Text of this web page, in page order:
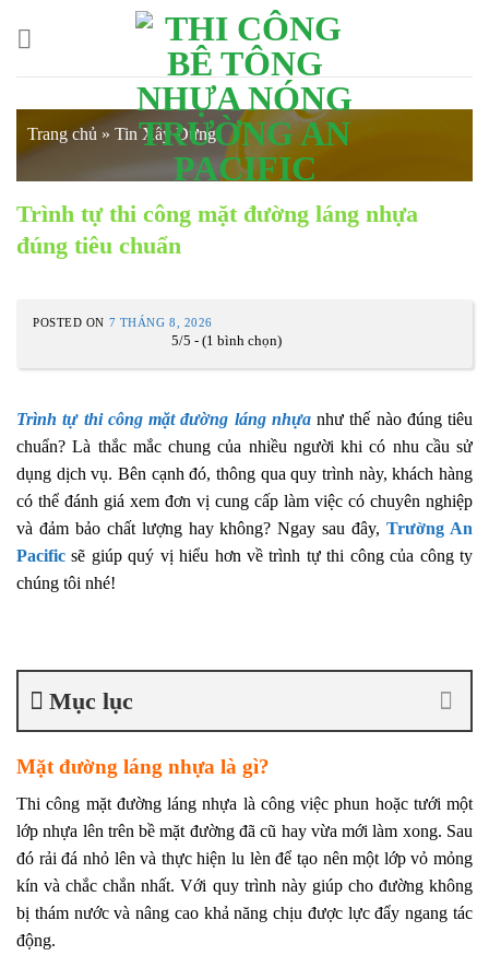
Trang chủ » Tin Xây Dựng
Trình tự thi công mặt đường láng nhựa
đúng tiêu chuẩn
POSTED ON 7 THÁNG 8, 2026
5/5 - (1 bình chọn)
Trình tự thi công mặt đường láng nhựanhư thế nào đúng tiêu
chuẩn? Là thắc mắc chung của nhiều người khi có nhu cầu sử
dụng dịch vụ. Bên cạnh đó, thông qua quy trình này, khách hàng
có thể đánh giá xem đơn vị cung cấp làm việc có chuyên nghiệp
và đảm bảo chất lượng hay không? Ngay sau đây,Trường An
Pacific sẽ giúp quý vị hiểu hơn về trình tự thi công của công ty
chúng tôi nhé!
Mục lục
Mặt đường láng nhựa là gì?
Thi công mặt đường láng nhựa là công việc phun hoặc tưới một
lớp nhựa lên trên bề mặt đường đã cũ hay vừa mới làm xong. Sau
đó rải đá nhỏ lên và thực hiện lu lèn để tạo nên một lớp vỏ mỏng
kín và chắc chắn nhất. Với quy trình này giúp cho đường không
bị thám nước và nâng cao khả năng chịu được lực đẩy ngang tác
động.